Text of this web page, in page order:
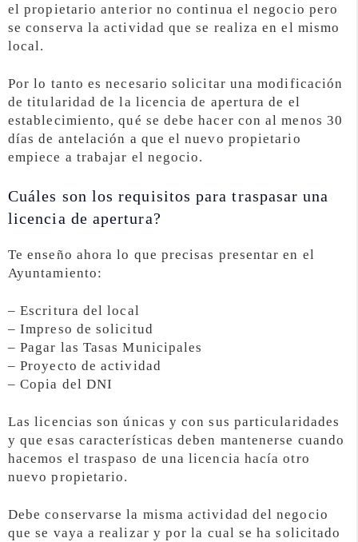
el propietario anterior no continua el negocio pero
se conserva la actividad que se realiza en el mismo
local.
Por lo tanto es necesario solicitar una modificación
de titularidad de la licencia de apertura de el
establecimiento, qué se debe hacer con al menos 30
días de antelación a que el nuevo propietario
empiece a trabajar el negocio.
Cuáles son los requisitos para traspasar una
licencia de apertura?
Te enseño ahora lo que precisas presentar en el
Ayuntamiento:
– Escritura del local
– Impreso de solicitud
– Pagar las Tasas Municipales
– Proyecto de actividad
– Copia del DNI
Las licencias son únicas y con sus particularidades
y que esas características deben mantenerse cuando
hacemos el traspaso de una licencia hacía otro
nuevo propietario.
Debe conservarse la misma actividad del negocio
que se vaya a realizar y por la cual se ha solicitado